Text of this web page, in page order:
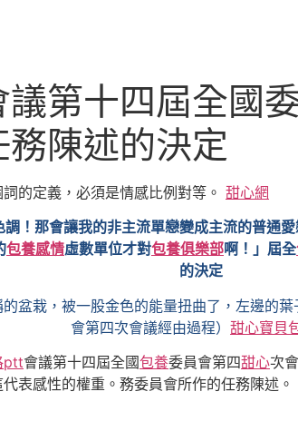
第十四屆全國
陳述的決定
的定義，必須是情感比例對等。 甜心網
！那會讓我的非主流單戀變成主流的普通
包養感情虛數單位才對包養俱樂部啊！」屆全
的決定
盆栽，被一股金色的能量扭曲了，左邊的
會第四次會議經由過程） 甜心寶貝
ptt會議第十四屆全國包養委員會第四甜心次
代表感性的權重。務委員會所作的任務陳述。